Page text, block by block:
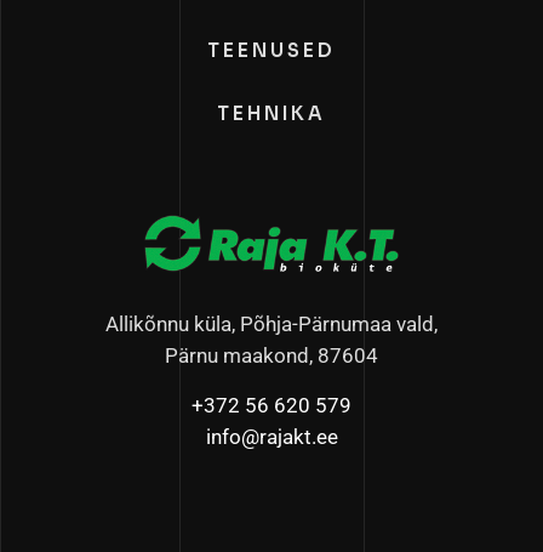
TEENUSED
TEHNIKA
Allikõnnu küla, Põhja-Pärnumaa vald,
Pärnu maakond, 87604
+372 56 620 579
info@rajakt.ee